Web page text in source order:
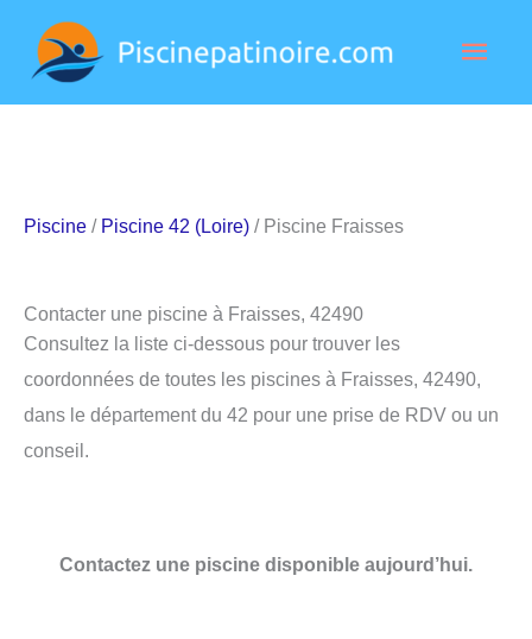
contenu
Piscine / Piscine 42 (Loire) / Piscine Fraisses
Contacter une piscine à Fraisses, 42490
Consultez la liste ci-dessous pour trouver les
coordonnées de toutes les piscines à Fraisses, 42490,
dans le département du 42 pour une prise de RDV ou un
conseil.
Contactez une piscine disponible aujourd’hui.